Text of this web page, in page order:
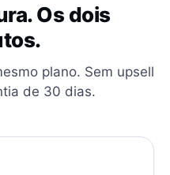
Os dois
plano. Sem upsell
de 30 dias.